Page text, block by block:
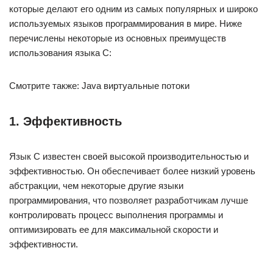
которые делают его одним из самых популярных и широко
используемых языков программирования в мире. Ниже
перечислены некоторые из основных преимуществ
использования языка C:
Смотрите также: Java виртуальные потоки
1. Эффективность
Язык C известен своей высокой производительностью и
эффективностью. Он обеспечивает более низкий уровень
абстракции, чем некоторые другие языки
программирования, что позволяет разработчикам лучше
контролировать процесс выполнения программы и
оптимизировать ее для максимальной скорости и
эффективности.